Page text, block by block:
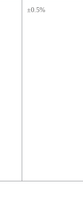
±0.5%